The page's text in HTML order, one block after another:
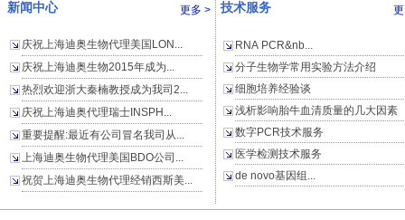
新闻中心 更多 >
庆祝上海迪奥生物代理美国LON...
庆祝上海迪奥生物2015年成为...
热烈欢迎浙大秦楠教授成为我司2...
庆祝上海迪奥代理瑞士INSPH...
重要提醒:最近有公司冒名我司从...
上海迪奥生物代理美国BDO公司...
祝贺上海迪奥生物代理经销西斯美...
技术服务
RNA PCR&nb...
分子生物学常用实验方法介绍
细胞培养经验谈
浅析影响胎牛血清质量的几大因素
数字PCR技术服务
医学检测技术服务
de novo基因组...